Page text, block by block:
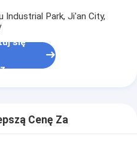
Industrial Park, Ji'an City,
się
Cenę Za